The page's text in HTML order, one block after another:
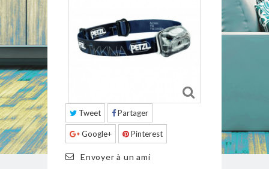
Tweet Partager
Google+ Pinterest
Envoyer à un ami